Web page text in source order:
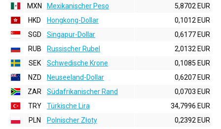
MXN
Mexikanischer Peso
5,8702 EUR
HKD
Hongkong-Dollar
0,1012 EUR
SGD
Singapur-Dollar
0,6177 EUR
RUB
Russischer Rubel
2,0132 EUR
SEK
Schwedische Krone
0,1085 EUR
NZD
Neuseeland-Dollar
0,6207 EUR
ZAR
Südafrikanischer Rand
0,0703 EUR
TRY
Türkische Lira
34,7996 EUR
PLN
Polnischer Złoty
0,2392 EUR